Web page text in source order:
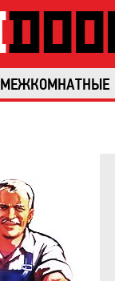
МЕЖКОМНАТНЫЕ